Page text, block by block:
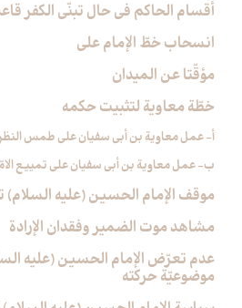
أقسام الحاكم في حال تبنّي الكفر
انسحاب خطّ الإمام علي‏
مؤقّتا عن الميدان
خطّة معاوية لتثبيت حكمه
أ- عمل معاوية بن أبي سفيان على طمس
ب- عمل معاوية بن أبي سفيان على تمييع
موقف الإمام الحسين (عليه السلام)
مشاهد موت الضمير وفقدان الإرادة
عدم تعرّض الإمام الحسين (عليه
موضوعيّة حركته